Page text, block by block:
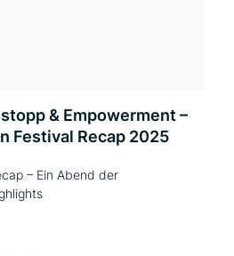
& Empowerment –
Festival Recap 2025
– Ein Abend der